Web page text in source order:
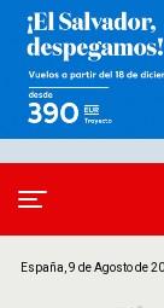
España, 9 de Agosto de